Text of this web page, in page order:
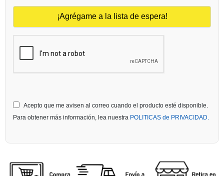
Acepto que me avisen al correo cuando el producto esté disponible.
Para obtener más información, lea nuestra POLITICAS de PRIVACIDAD.